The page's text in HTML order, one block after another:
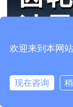
欢迎来到本网
现在咨询